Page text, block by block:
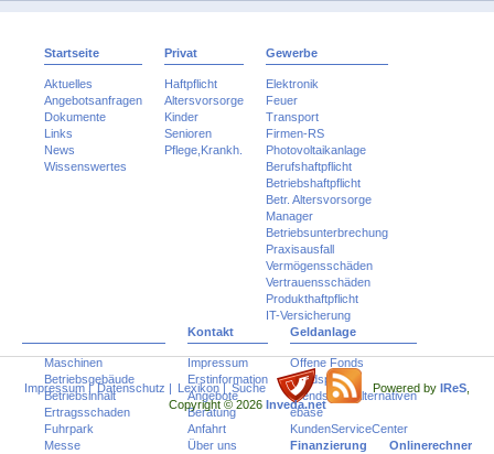
Startseite
Aktuelles
Angebotsanfragen
Dokumente
Links
News
Wissenswertes
Privat
Haftpflicht
Altersvorsorge
Kinder
Senioren
Pflege,Krankh.
Gewerbe
Elektronik
Feuer
Transport
Firmen-RS
Photovoltaikanlage
Berufshaftpflicht
Betriebshaftpflicht
Betr. Altersvorsorge
Manager
Betriebsunterbrechung
Praxisausfall
Vermögensschäden
Vertrauensschäden
Produkthaftpflicht
IT-Versicherung
Maschinen
Betriebsgebäude
Betriebsinhalt
Ertragsschaden
Fuhrpark
Messe
Kontakt
Impressum
Erstinformation
Angebote
Beratung
Anfahrt
Über uns
Geldanlage
Offene Fonds
Fondspolicen
Trends und Alternativen
ebase
KundenServiceCenter
Finanzierung
Onlinerechner
Impressum| Datenschutz | Lexikon| Suche Powered by IReS
Copyright © 2026 Inveda.net